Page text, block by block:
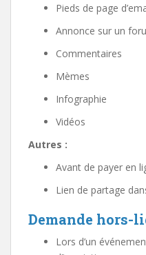
Pieds de page
Annonce sur un
Commentaires
Mèmes
Infographie
Vidéos
Autres :
Avant de payer en
Lien de partage
Demande hors-
Lors d’un